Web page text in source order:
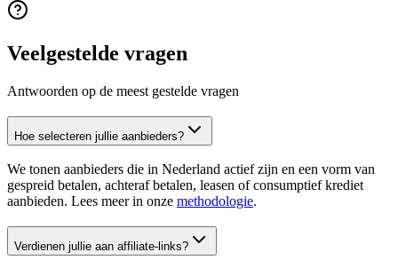
Veelgestelde vragen
Antwoorden op de meest gestelde vragen
Hoe selecteren jullie aanbieders?
We tonen aanbieders die in Nederland actief zijn en een vorm van
gespreid betalen, achteraf betalen, leasen of consumptief krediet
aanbieden. Lees meer in onze methodologie.
Verdienen jullie aan affiliate-links?